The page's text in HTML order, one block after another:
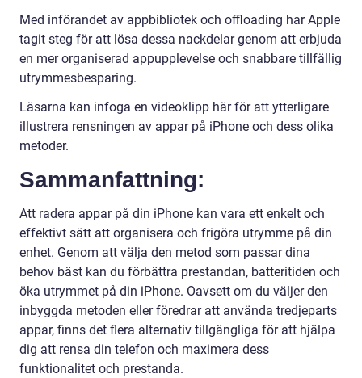
Med införandet av appbibliotek och offloading har Apple
tagit steg för att lösa dessa nackdelar genom att erbjuda
en mer organiserad appupplevelse och snabbare tillfällig
utrymmesbesparing.
Läsarna kan infoga en videoklipp här för att ytterligare
illustrera rensningen av appar på iPhone och dess olika
metoder.
Sammanfattning:
Att radera appar på din iPhone kan vara ett enkelt och
effektivt sätt att organisera och frigöra utrymme på din
enhet. Genom att välja den metod som passar dina
behov bäst kan du förbättra prestandan, batteritiden och
öka utrymmet på din iPhone. Oavsett om du väljer den
inbyggda metoden eller föredrar att använda tredjeparts
appar, finns det flera alternativ tillgängliga för att hjälpa
dig att rensa din telefon och maximera dess
funktionalitet och prestanda.